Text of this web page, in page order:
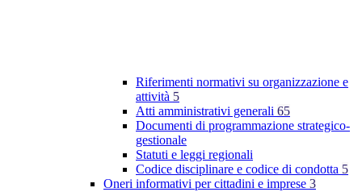
Riferimenti normativi su organizzazione e
attività 5
Atti amministrativi generali 65
Documenti di programmazione strategico-
gestionale
Statuti e leggi regionali
Codice disciplinare e codice di condotta 5
Oneri informativi per cittadini e imprese 3